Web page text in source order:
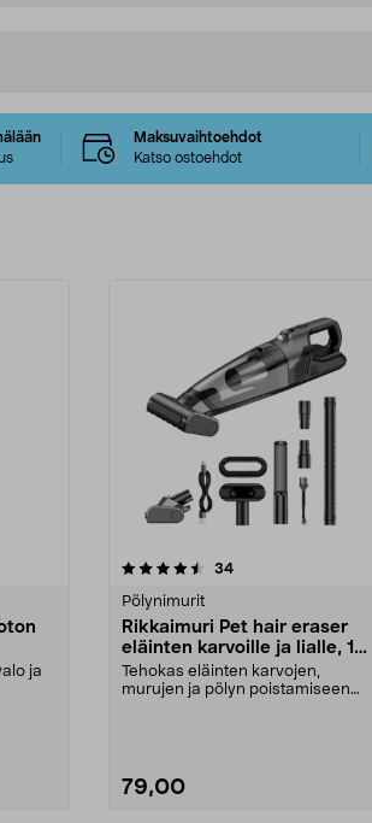
Maksuvaihtoehdot
Katso ostoehdot
ja
34arvostelut
Pölynimurit
Rikkaimuri Pet hair eraser
eläinten karvoille ja lialle, 120
W
Tehokas eläinten karvojen,
murujen ja pölyn poistamiseen
79,00
4.5 viidestä